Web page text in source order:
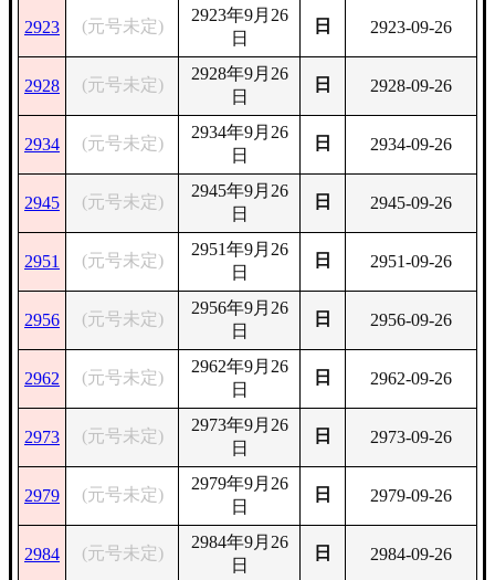
2923 (元号未定)
2923年9月26
日
日 2923-09-26
2928 (元号未定)
2928年9月26
日
日 2928-09-26
2934 (元号未定)
2934年9月26
日
日 2934-09-26
2945 (元号未定)
2945年9月26
日
日 2945-09-26
2951 (元号未定)
2951年9月26
日
日 2951-09-26
2956 (元号未定)
2956年9月26
日
日 2956-09-26
2962 (元号未定)
2962年9月26
日
日 2962-09-26
2973 (元号未定)
2973年9月26
日
日 2973-09-26
2979 (元号未定)
2979年9月26
日
日 2979-09-26
2984 (元号未定)
2984年9月26
日
日 2984-09-26